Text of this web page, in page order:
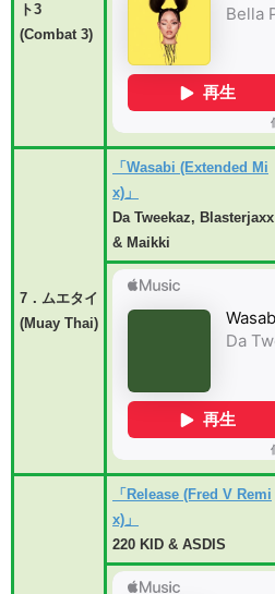
ト3
(Combat 3)
7．ムエタイ
(Muay Thai)
「Wasabi (Extended Mi
x)」
Da Tweekaz, Blasterjaxx
& Maikki
「Release (Fred V Remi
x)」
220 KID & ASDIS